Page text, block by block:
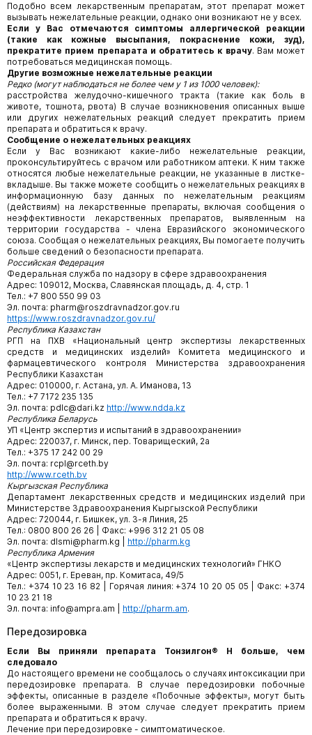
Подобно всем лекарственным препаратам, этот препарат может
вызывать нежелательные реакции, однако они возникают не у всех.
Если у Вас
отмечаются симптомы аллергической реакции
(такие как кожные высыпания, покраснение кожи, зуд),
прекратите прием препарата и обратитесь к врачу. Вам может
потребоваться медицинская помощь.
Другие возможные нежелательные реакции
Редко (могут наблюдаться не более чем у 1 из 1000 человек):
расстройства желудочно-кишечного тракта (такие как боль в
животе, тошнота, рвота) В случае возникновения описанных выше
или других нежелательных реакций следует прекратить прием
препарата и обратиться к врачу.
Сообщение о нежелательных реакциях
Если у Вас возникают какие-либо нежелательные реакции,
проконсультируйтесь с врачом или работником аптеки. К ним также
относятся любые нежелательные реакции, не указанные в листке-
вкладыше. Вы также можете сообщить о нежелательных реакциях в
информационную базу данных по нежелательным реакциям
(действиям) на лекарственные препараты, включая сообщения о
неэффективности лекарственных препаратов, выявленным на
территории государства - члена Евразийского экономического
союза. Сообщая о нежелательных реакциях, Вы помогаете получить
больше сведений о безопасности препарата.
Российская Федерация
Федеральная служба по надзору в сфере здравоохранения
Адрес: 109012, Москва, Славянская площадь, д. 4, стр. 1
Тел.: +7 800 550 99 03
Эл. почта: pharm@roszdravnadzor.gov.ru
https://www.roszdravnadzor.gov.ru/
Республика Казахстан
РГП на ПХВ «Национальный центр экспертизы лекарственных
средств и медицинских изделий» Комитета медицинского и
фармацевтического контроля Министерства здравоохранения
Республики Казахстан
Адрес: 010000, г. Астана, ул. А. Иманова, 13
Тел.: +7 7172 235 135
Эл. почта: pdlc@dari.kz http://www.ndda.kz
Республика Беларусь
УП «Центр экспертиз и испытаний в здравоохранении»
Адрес: 220037, г. Минск, пер. Товарищеский, 2а
Тел.: +375 17 242 00 29
Эл. почта: rcpl@rceth.by
http://www.rceth.bv
Кыргызская Республика
Департамент лекарственных средств и медицинских изделий при
Министерстве Здравоохранения Кыргызской Республики
Адрес: 720044, г. Бишкек, ул. 3-я Линия, 25
Тел.: 0800 800 26 26 | Факс: +996 312 21 05 08
Эл. почта: dlsmi@pharm.kg | http://pharm.kg
Республика Армения
«Центр экспертизы лекарств и медицинских технологий» ГНКО
Адрес: 0051, г. Ереван, пр. Комитаса, 49/5
Тел.: +374 10 23 16 82 | Горячая линия: +374 10 20 05 05 | Факс: +374
10 23 21 18
Эл. почта: info@ampra.am | http://pharm.am.
Передозировка
Если Вы приняли препарата Тонзилгон® Н больше, чем
следовало
До настоящего времени не сообщалось о случаях интоксикации при
передозировке препарата. В случае передозировки побочные
эффекты, описанные в разделе «Побочные эффекты», могут быть
более выраженными. В этом случае следует прекратить прием
препарата и обратиться к врачу.
Лечение при передозировке - симптоматическое.